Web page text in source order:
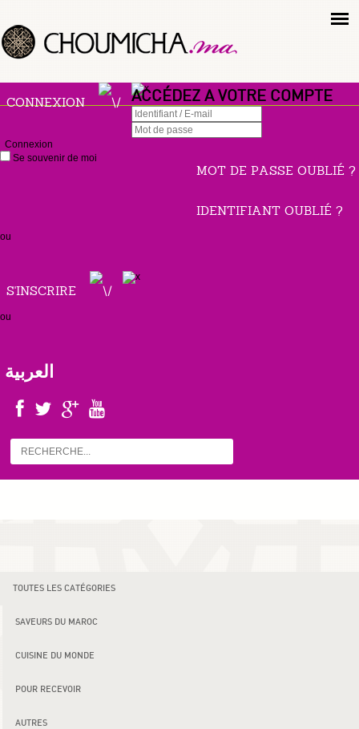
CONNEXION ACCÉDEZ A VOTRE COMPTE
Connexion
Se souvenir de moi
MOT DE PASSE OUBLIÉ ?
IDENTIFIANT OUBLIÉ ?
ou
S'INSCRIRE
ou
العربية
TOUTES LES CATÉGORIES
SAVEURS DU MAROC
CUISINE DU MONDE
POUR RECEVOIR
AUTRES